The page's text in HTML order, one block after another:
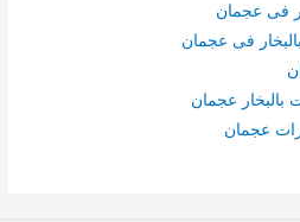
فى عجمان
فى عجمان
عجمان
عجمان